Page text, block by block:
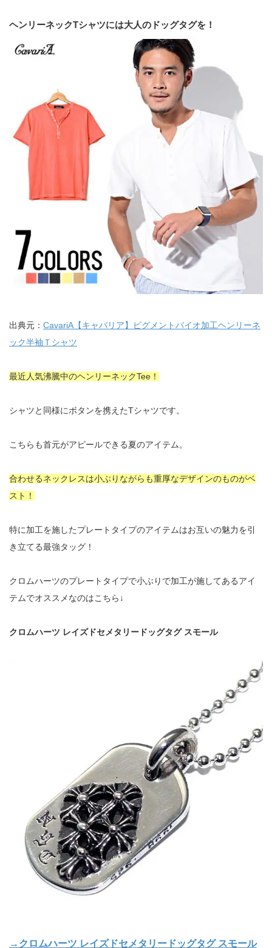
ヘンリーネックTシャツには大人のドッグタグを！
出典元： CavariA【キャバリア】ピグメントバイオ加工ヘンリーネ
ック半袖Ｔシャツ
最近人気沸騰中のヘンリーネックTee！
シャツと同様にボタンを携えたTシャツです。
こちらも首元がアピールできる夏のアイテム。
合わせるネックレスは小ぶりながらも重厚なデザインのものがベ
スト！
特に加工を施したプレートタイプのアイテムはお互いの魅力を引
き立てる最強タッグ！
クロムハーツのプレートタイプで小ぶりで加工が施してあるアイ
テムでオススメなのはこちら↓
クロムハーツ レイズドセメタリードッグタグ スモール
→クロムハーツ レイズドセメタリードッグタグ スモール